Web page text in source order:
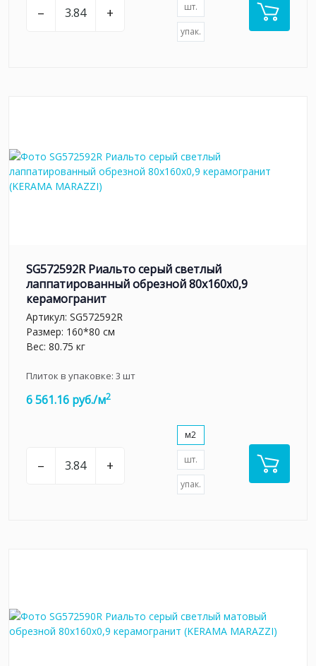
– + шт.
упак.
SG572592R Риальто серый светлый
лаппатированный обрезной 80x160x0,9
керамогранит
Артикул: SG572592R
Размер: 160*80 см
Вес: 80.75 кг
Плиток в упаковке: 3 шт
6 561.16 руб./м2
– +
м2
шт.
упак.